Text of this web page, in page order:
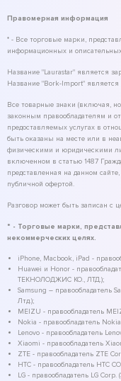
Правомерная информация
* - Все торговые марки,
информационных и
Название "Laurastar" является
Название "Bork-Import"
Все товарные знаки (включая,
законным правообладателям и
предоставляемых услугах в
быть оказаны на месте или в
физическими и юридическими
включенном в статью 1487
представленная на данном
публичной офертой.
Разговор может быть записан с
* - Торговые марки,
некоммерческих целях.
iPhone, Macbook, iPad -
Huawei и Honor -
ТЕКНОЛОДЖИС КО., ЛТД.);
Samsung – правообладатель
Лтд.);
MEIZU - правообладатель
Nokia - правообладатель
Lenovo - правообладатель
Xiaomi - правообладатель
ZTE - правообладатель ZTE
HTC - правообладатель HTC
LG - правообладатель LG